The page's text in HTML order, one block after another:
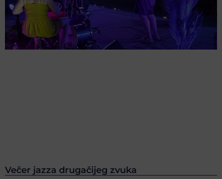
Večer jazza drugačijeg zvuka